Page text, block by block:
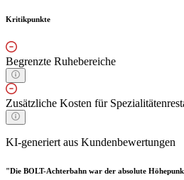
Kritikpunkte
Begrenzte Ruhebereiche
Zusätzliche Kosten für
KI-generiert aus Kundenbewertungen
"Die BOLT-Achterbahn war der absolute